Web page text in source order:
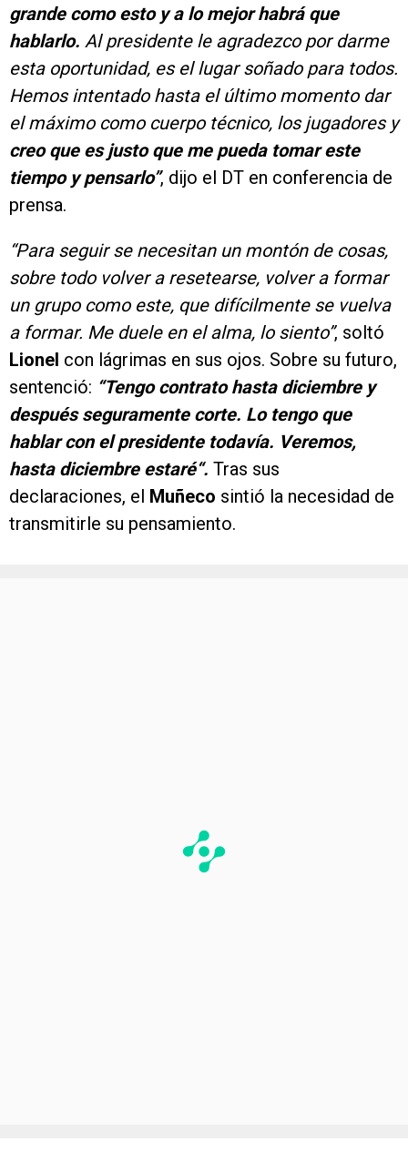
grande como esto y a lo mejor habrá que
hablarlo. Al presidente le agradezco por darme
esta oportunidad, es el lugar soñado para todos.
Hemos intentado hasta el último momento dar
el máximo como cuerpo técnico, los jugadores y
creo que es justo que me pueda tomar este
tiempo y pensarlo”, dijo el DT en conferencia de
prensa.
“Para seguir se necesitan un montón de cosas,
sobre todo volver a resetearse, volver a formar
un grupo como este, que difícilmente se vuelva
a formar. Me duele en el alma, lo siento”, soltó
Lionel con lágrimas en sus ojos. Sobre su futuro,
sentenció: “Tengo contrato hasta diciembre y
después seguramente corte. Lo tengo que
hablar con el presidente todavía. Veremos,
hasta diciembre estaré“. Tras sus
declaraciones, el Muñeco sintió la necesidad de
transmitirle su pensamiento.